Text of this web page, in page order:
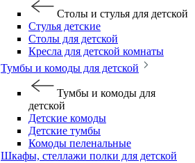
Столы и стулья для детской
Стулья детские
Столы для детской
Кресла для детской комнаты
Тумбы и комоды для детской
Тумбы и комоды для
детской
Детские комоды
Детские тумбы
Комоды пеленальные
Шкафы, стеллажи полки для детской